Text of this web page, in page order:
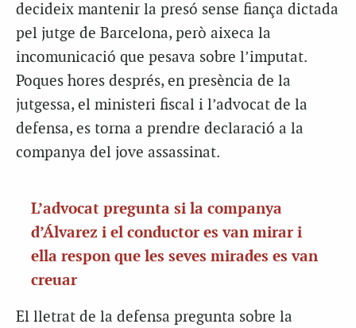
decideix mantenir la presó sense fiança dictada
pel jutge de Barcelona, però aixeca la
incomunicació que pesava sobre l’imputat.
Poques hores després, en presència de la
jutgessa, el ministeri fiscal i l’advocat de la
defensa, es torna a prendre declaració a la
companya del jove assassinat.
L’advocat pregunta si la companya
d’Álvarez i el conductor es van mirar i
ella respon que les seves mirades es van
creuar
El lletrat de la defensa pregunta sobre la